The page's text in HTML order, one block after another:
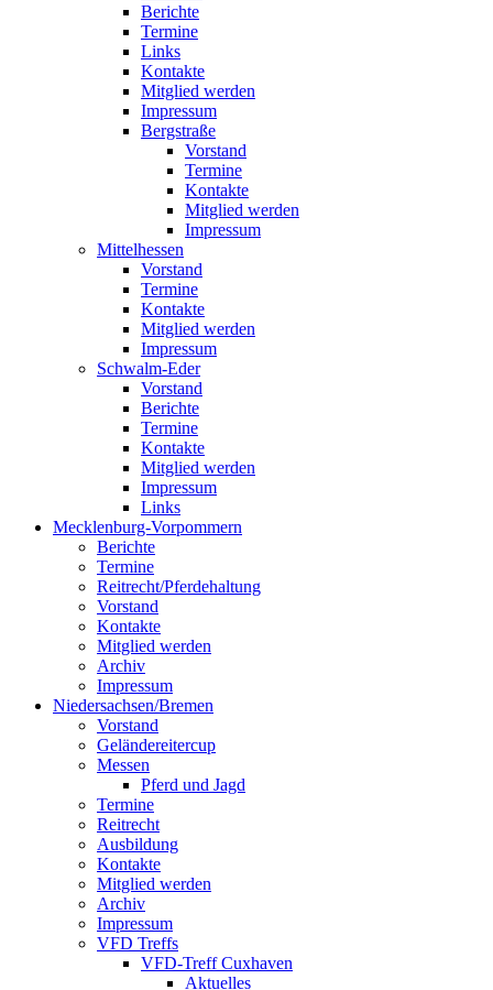
Berichte
Termine
Links
Kontakte
Mitglied werden
Impressum
Bergstraße
Vorstand
Termine
Kontakte
Mitglied werden
Impressum
Mittelhessen
Vorstand
Termine
Kontakte
Mitglied werden
Impressum
Schwalm-Eder
Vorstand
Berichte
Termine
Kontakte
Mitglied werden
Impressum
Links
Mecklenburg-Vorpommern
Berichte
Termine
Reitrecht/Pferdehaltung
Vorstand
Kontakte
Mitglied werden
Archiv
Impressum
Niedersachsen/Bremen
Vorstand
Geländereitercup
Messen
Pferd und Jagd
Termine
Reitrecht
Ausbildung
Kontakte
Mitglied werden
Archiv
Impressum
VFD Treffs
VFD-Treff Cuxhaven
Aktuelles